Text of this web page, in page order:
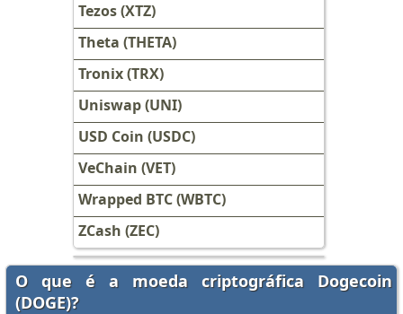
Tezos (XTZ)
Theta (THETA)
Tronix (TRX)
Uniswap (UNI)
USD Coin (USDC)
VeChain (VET)
Wrapped BTC (WBTC)
ZCash (ZEC)
O que é a moeda criptográfica Dogecoin
(DOGE)?